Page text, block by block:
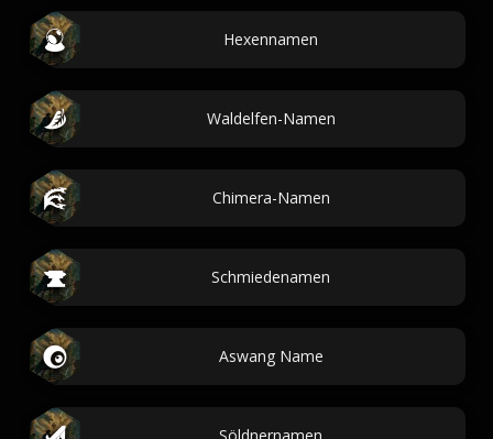
Hexennamen
Waldelfen-Namen
Chimera-Namen
Schmiedenamen
Aswang Name